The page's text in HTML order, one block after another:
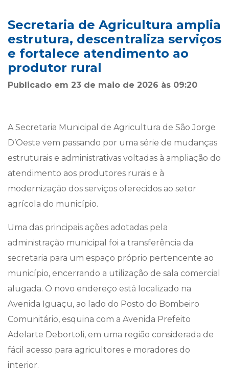
fortalece atendimento ao produtor
rural
Secretaria de Agricultura amplia
estrutura, descentraliza serviços
e fortalece atendimento ao
produtor rural
Publicado em 23 de maio de 2026 às 09:20
A Secretaria Municipal de Agricultura de São Jorge
D’Oeste vem passando por uma série de mudanças
estruturais e administrativas voltadas à ampliação do
atendimento aos produtores rurais e à
modernização dos serviços oferecidos ao setor
agrícola do município.
Uma das principais ações adotadas pela
administração municipal foi a transferência da
secretaria para um espaço próprio pertencente ao
município, encerrando a utilização de sala comercial
alugada. O novo endereço está localizado na
Avenida Iguaçu, ao lado do Posto do Bombeiro
Comunitário, esquina com a Avenida Prefeito
Adelarte Debortoli, em uma região considerada de
fácil acesso para agricultores e moradores do
interior.